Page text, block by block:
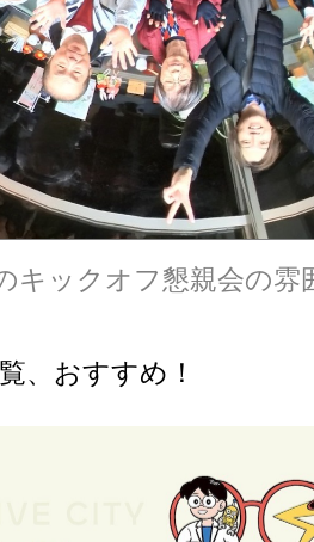
キックオフ懇親会の
、おすすめ！